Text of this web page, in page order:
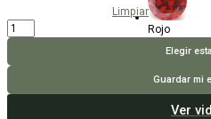
Azul
Rojo
Limpiar
Anillo
Perfect
cantidad
Elegir
Guardar mi
Ver